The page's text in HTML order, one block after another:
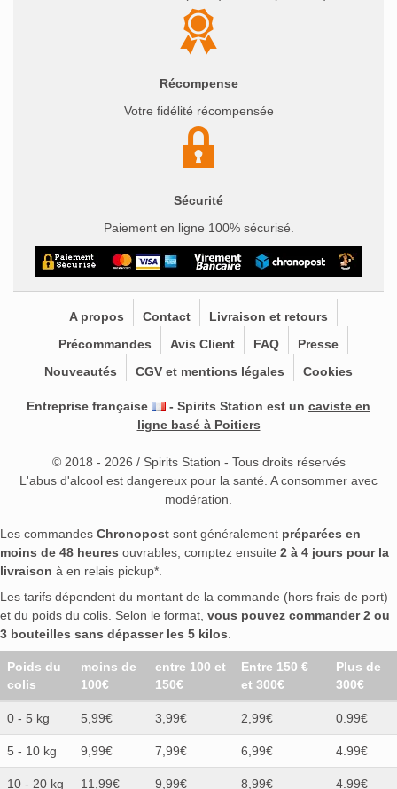
Récompense
Votre fidélité récompensée
Sécurité
Paiement en ligne 100% sécurisé.
A propos Contact
Livraison et retours
Précommandes
Avis Client FAQ
Presse
Nouveautés
CGV et mentions légales Cookies
Entreprise française - Spirits Station est un caviste en
ligne basé à Poitiers
© 2018 - 2026 / Spirits Station - Tous droits réservés
L'abus d'alcool est dangereux pour la santé. A consommer avec
modération.
Les commandes Chronopost sont généralement préparées en
moins de 48 heures ouvrables, comptez ensuite 2 à 4 jours pour la
livraison à en relais pickup*.
Les tarifs dépendent du montant de la commande (hors frais de port)
et du poids du colis. Selon le format, vous pouvez commander 2 ou
3 bouteilles sans dépasser les 5 kilos
Poids du
colis
moins de
100€
entre 100 et
150€
Entre 150 €
et 300€
Plus de
300€
0 - 5 kg 5,99€ 3,99€ 2,99€ 0.99€
5 - 10 kg 9,99€ 7,99€ 6,99€ 4.99€
10 - 20 kg 11,99€ 9,99€ 8,99€ 4.99€